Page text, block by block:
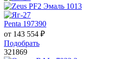
Penta 197390
от 143 554 ₽
Подобрать
321869